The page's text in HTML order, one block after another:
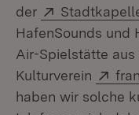
der
Extern:
HafenSounds und
Air-Spielstätte
Kulturverein
haben wir solche